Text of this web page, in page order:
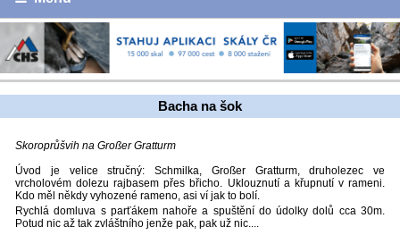
Bacha na šok
Skoroprůšvih na Großer Gratturm
Úvod je velice stručný: Schmilka, Großer Gratturm, druholezec ve
vrcholovém dolezu rajbasem přes břicho. Uklouznutí a křupnutí v rameni.
Kdo měl někdy vyhozené rameno, asi ví jak to bolí.
Rychlá domluva s parťákem nahoře a spuštění do údolky dolů cca 30m.
Potud nic až tak zvláštního jenže pak, pak už nic....